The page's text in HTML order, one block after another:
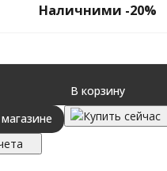
Наличними -20%
В корзину
Купить сейчас